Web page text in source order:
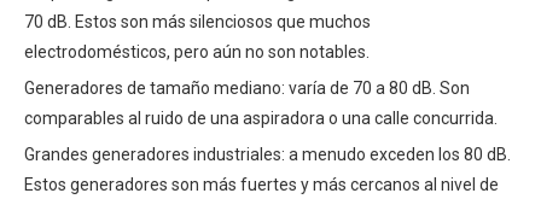
70 dB. Estos son más silenciosos que muchos
electrodomésticos, pero aún no son notables.
Generadores de tamaño mediano: varía de 70 a 80 dB. Son
comparables al ruido de una aspiradora o una calle concurrida.
Grandes generadores industriales: a menudo exceden los 80 dB.
Estos generadores son más fuertes y más cercanos al nivel de